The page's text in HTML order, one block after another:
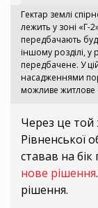
Гектар землі
лежить у зоні «Г-
передбачають
іншому розділі, у
передбачене. У
насадженнями
можливе житлове
Через це той
Рівненської
ставав на бік
нове рішення
рішення.